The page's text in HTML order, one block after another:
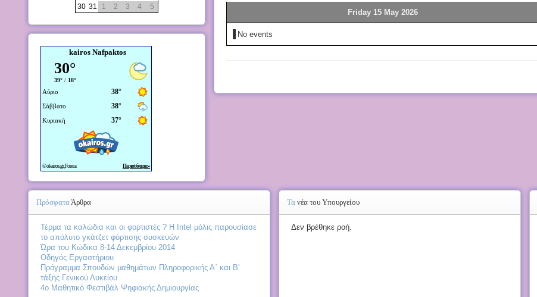
Friday 15 May 2026
No events
30 31 1 2 3 4 5
kairos Nafpaktos
ΠρόσφαταΆρθρα
Τέρμα τα καλώδια και οι φορτιστές ? Η Intel μόλις παρουσίασε
το απόλυτο γκάτζετ φόρτισης συσκευών
Ώρα του Κώδικα 8-14 Δεκεμβρίου 2014
Οδηγός Εργαστήριου
Πρόγραμμα Σπουδών μαθημάτων Πληροφορικής Α΄ και Β'
τάξης Γενικού Λυκείου
4o Μαθητικό Φεστιβάλ Ψηφιακής Δημιουργίας
Τα νέα του Υπουργείου
Δεν βρέθηκε ροή.